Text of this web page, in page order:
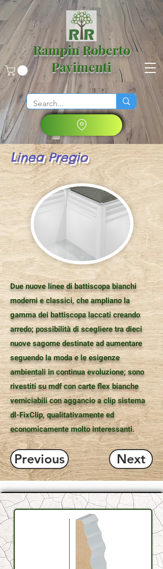
Rampin Roberto
Pavimenti
Linea Pregio
Due nuove linee di battiscopa bianchi
moderni e classici, che ampliano la
gamma dei battiscopa laccati creando
arredo; possibilità di scegliere tra dieci
nuove sagome destinate ad aumentare
seguendo la moda e le esigenze
ambientali in continua evoluzione; sono
rivestiti su mdf con carte flex bianche
verniciabili con aggancio a clip sistema
dl-FixClip, qualitativamente ed
economicamente molto interessanti.
Previous Next